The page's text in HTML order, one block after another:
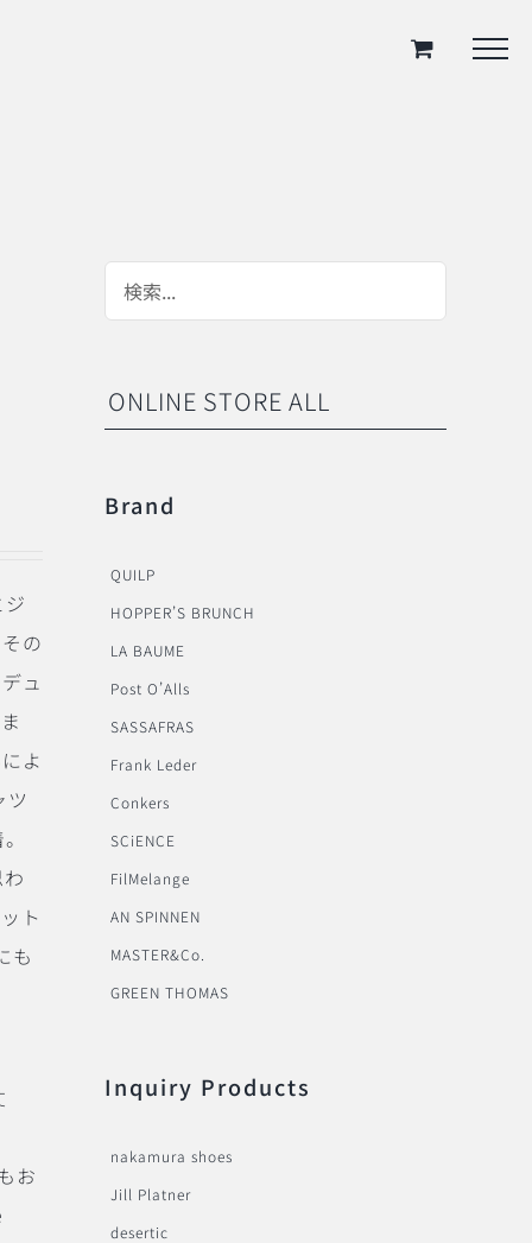
の
ュ
よ
ツ
ト
も
お
ONLINE STORE ALL
Brand
QUILP
HOPPER’S BRUNCH
LA BAUME
Post O’Alls
SASSAFRAS
Frank Leder
Conkers
SCiENCE
FilMelange
AN SPINNEN
MASTER&Co.
GREEN THOMAS
Inquiry Products
nakamura shoes
Jill Platner
desertic